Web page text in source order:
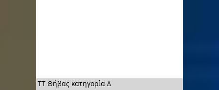
ΤΤ Θήβας κατηγορία Δ